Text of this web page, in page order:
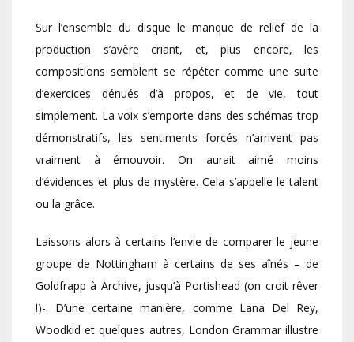
Sur l’ensemble du disque le manque de relief de la
production s’avère criant, et, plus encore, les
compositions semblent se répéter comme une suite
d’exercices dénués d’à propos, et de vie, tout
simplement. La voix s’emporte dans des schémas trop
démonstratifs, les sentiments forcés n’arrivent pas
vraiment à émouvoir. On aurait aimé moins
d’évidences et plus de mystère. Cela s’appelle le talent
ou la grâce.
Laissons alors à certains l’envie de comparer le jeune
groupe de Nottingham à certains de ses aînés – de
Goldfrapp à Archive, jusqu’à Portishead (on croit rêver
!)-. D’une certaine manière, comme Lana Del Rey,
Woodkid et quelques autres, London Grammar illustre